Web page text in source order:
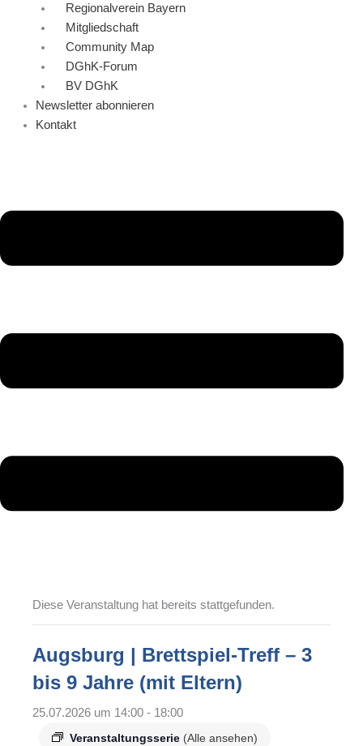
Regionalverein Bayern
Mitgliedschaft
Community Map
DGhK-Forum
BV DGhK
Newsletter abonnieren
Kontakt
Diese Veranstaltung hat bereits stattgefunden.
Augsburg | Brettspiel-Treff – 3
bis 9 Jahre (mit Eltern)
25.07.2026 um 14:00 - 18:00
Veranstaltungsserie (Alle ansehen)